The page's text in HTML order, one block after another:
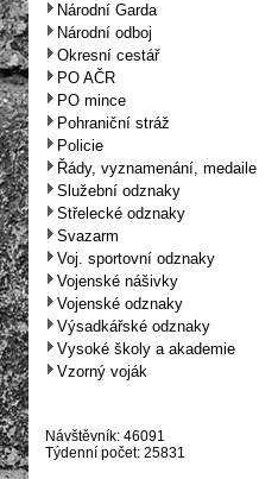
Národní Garda
Národní odboj
Okresní cestář
PO AČR
PO mince
Pohraniční stráž
Policie
Řády, vyznamenání, medaile
Služební odznaky
Střelecké odznaky
Svazarm
Voj. sportovní odznaky
Vojenské nášivky
Vojenské odznaky
Výsadkářské odznaky
Vysoké školy a akademie
Vzorný voják
Návštěvník: 46091
Týdenní počet: 25831